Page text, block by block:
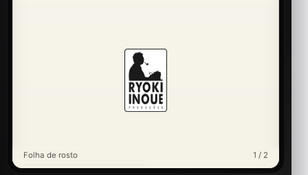
Folha de rosto 1 / 2